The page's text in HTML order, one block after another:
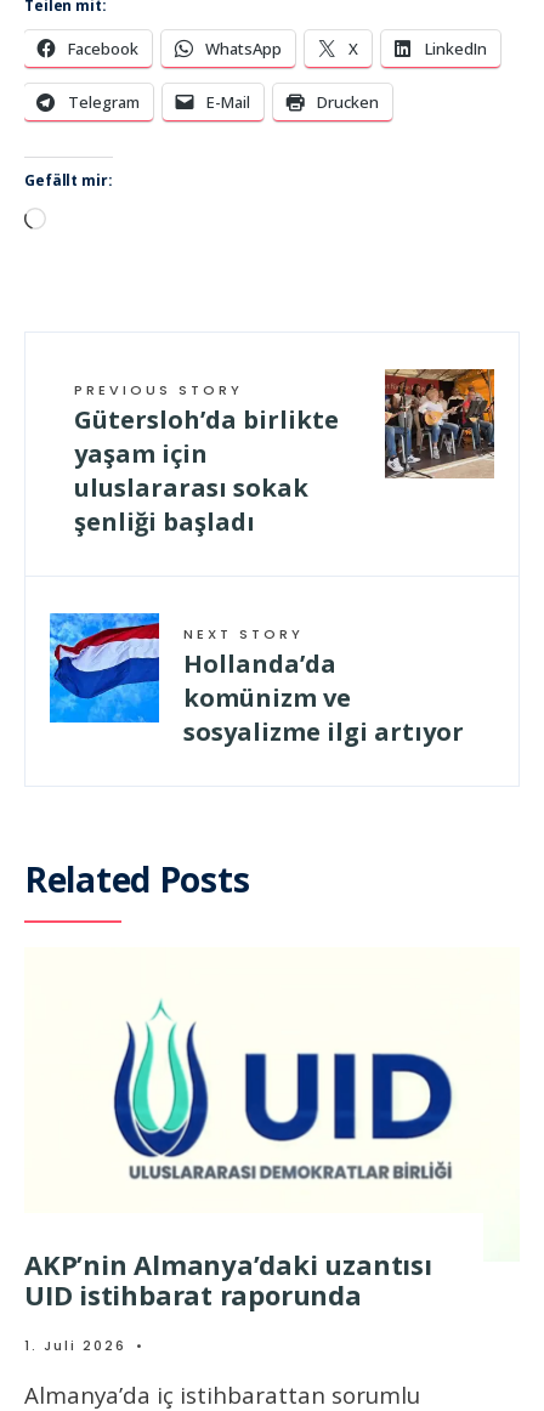
Teilen mit:
Facebook WhatsApp X LinkedIn
Telegram E-Mail Drucken
Gefällt mir:
Wird
PREVIOUS STORY
Gütersloh’da birlikte
yaşam için
uluslararası sokak
şenliği başladı
NEXT STORY
Hollanda’da
komünizm ve
sosyalizme ilgi artıyor
Related Posts
AKP’nin Almanya’daki uzantısı
UID istihbarat raporunda
1. Juli 2026 •
Almanya’da iç istihbarattan sorumlu